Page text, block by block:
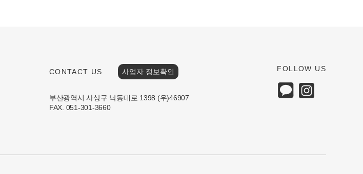
CONTACT US 사업자 정보확인
부산광역시 사상구 낙동대로 1398 (우)46907
FAX. 051-301-3660
FOLLOW US